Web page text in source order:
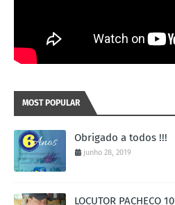
MOST POPULAR
Obrigado a todos !!!
junho 28, 2019
LOCUTOR PACHECO 10